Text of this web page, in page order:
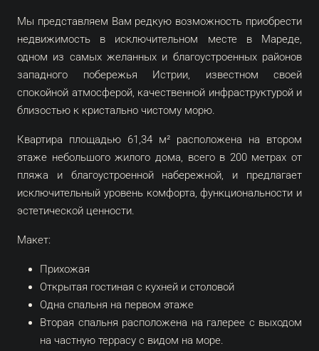
Мы представляем Вам редкую возможность приобрести
недвижимость в исключительном месте в Мареде,
одном из самых желанных и благоустроенных районов
западного побережья Истрии, известном своей
спокойной атмосферой, качественной инфраструктурой и
близостью к кристально чистому морю.
Квартира площадью 61,34 м² расположена на втором
этаже небольшого жилого дома, всего в 200 метрах от
пляжа и благоустроенной набережной, и предлагает
исключительный уровень комфорта, функциональности и
эстетической ценности.
Макет:
Прихожая
Открытая гостиная с кухней и столовой
Одна спальня на первом этаже
Вторая спальня расположена на галерее с выходом
на частную террасу с видом на море.